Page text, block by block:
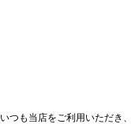
いつも当店をご利用いただき